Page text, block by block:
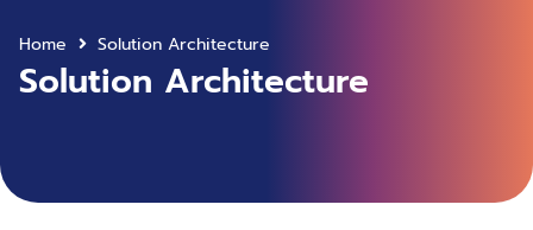
Home Solution Architecture
Solution Architecture